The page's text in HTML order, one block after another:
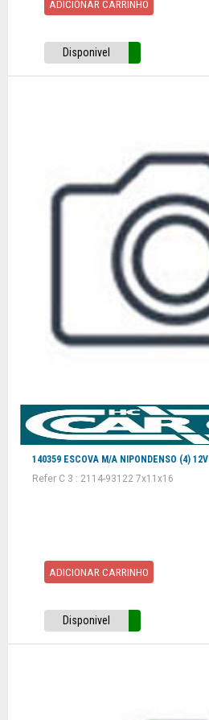
ADICIONAR CARRINHO
Disponivel
140359 ESCOVA M/A NIPONDENSO (4) 12V
Refer C 3 : 2114-93122 7x11x16
ADICIONAR CARRINHO
Disponivel